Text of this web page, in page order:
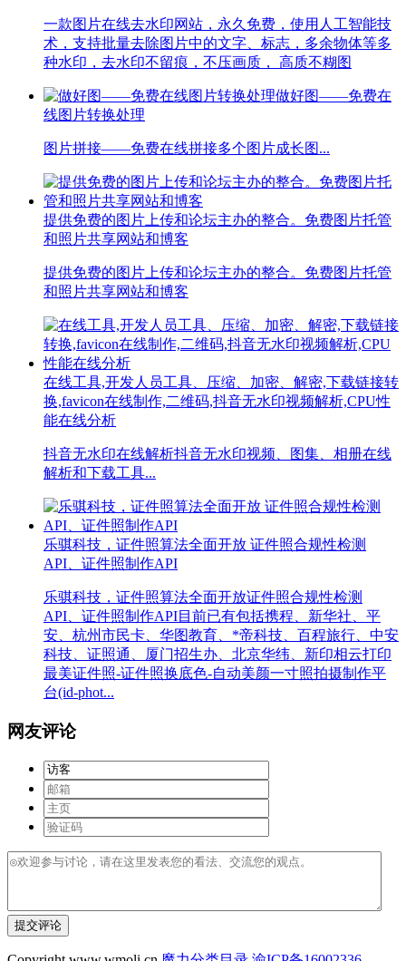
一款图片在线去水印网站，永久免费，使用人工智能技
术，支持批量去除图片中的文字、标志，多余物体等多
种水印，去水印不留痕，不压画质， 高质不糊图
做好图——免费在
线图片转换处理
图片拼接——免费在线拼接多个图片成长图...
提供免费的图片上传和论坛主办的整合。免费图片托管
和照片共享网站和博客
提供免费的图片上传和论坛主办的整合。免费图片托管
和照片共享网站和博客
在线工具,开发人员工具、压缩、加密、解密,下载链接转
换,favicon在线制作,二维码,抖音无水印视频解析,CPU性
能在线分析
抖音无水印在线解析抖音无水印视频、图集、相册在线
解析和下载工具...
乐骐科技，证件照算法全面开放 证件照合规性检测
API、证件照制作API
乐骐科技，证件照算法全面开放证件照合规性检测
API、证件照制作API目前已有包括携程、新华社、平
安、杭州市民卡、华图教育、*帝科技、百程旅行、中安
科技、证照通、厦门招生办、北京华纬、新印相云打印
最美证件照-证件照换底色-自动美颜一寸照拍摄制作平
台(id-phot...
网友评论
提交评论